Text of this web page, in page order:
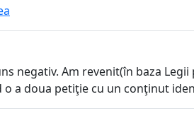
negativ. Am revenit(în baza
a doua petiţie cu un conţinut